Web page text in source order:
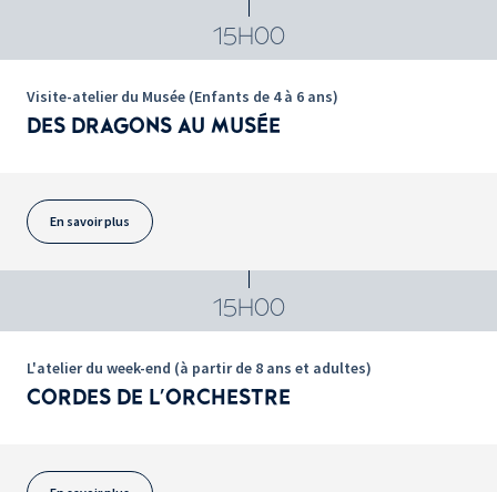
15H00
Visite-atelier du Musée (Enfants de 4 à 6 ans)
DES DRAGONS AU MUSÉE
En savoir plus
15H00
L'atelier du week-end (à partir de 8 ans et adultes)
CORDES DE L'ORCHESTRE